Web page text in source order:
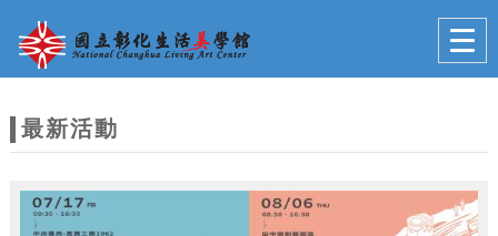
網
站
題
最新活動